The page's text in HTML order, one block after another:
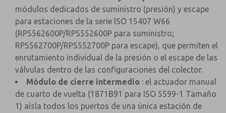
módulos dedicados de suministro (presión) y escape
para estaciones de la serie ISO 15407 W66
(RPS562600P/RPS552600P para suministro;
RPS562700P/RPS552700P para escape), que permiten el
enrutamiento individual de la presión o el escape de las
válvulas dentro de las configuraciones del colector.
Módulo de cierre intermedio : el actuador manual
de cuarto de vuelta (1871B91 para ISO 5599-1 Tamaño
1) aísla todos los puertos de una única estación de